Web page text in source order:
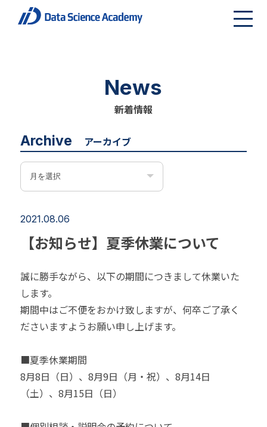
News
新着情報
2021.08.06
【お知らせ】夏季休業について
誠に勝手ながら、以下の期間につきまして休業いた
します。
期間中はご不便をおかけ致しますが、何卒ご了承く
ださいますようお願い申し上げます。
■夏季休業期間
8月8日（日）、8月9日（月・祝）、8月14日
（土）、8月15日（日）
Archive アーカイブ